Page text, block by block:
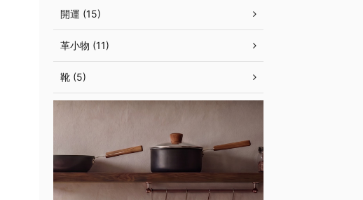
開運 (15)
革小物 (11)
靴 (5)